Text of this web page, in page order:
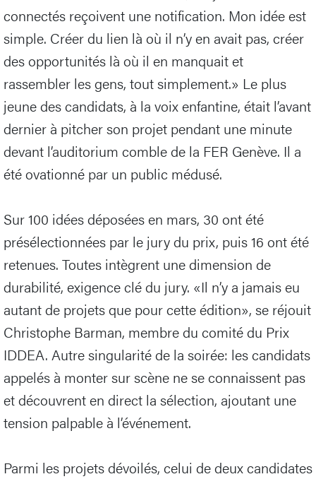
connectés reçoivent une notification. Mon idée est
simple. Créer du lien là où il n’y en avait pas, créer
des opportunités là où il en manquait et
rassembler les gens, tout simplement.» Le plus
jeune des candidats, à la voix enfantine, était l’avant
dernier à pitcher son projet pendant une minute
devant l’auditorium comble de la FER Genève. Il a
été ovationné par un public médusé.
Sur 100 idées déposées en mars, 30 ont été
présélectionnées par le jury du prix, puis 16 ont été
retenues. Toutes intègrent une dimension de
durabilité, exigence clé du jury. «Il n’y a jamais eu
autant de projets que pour cette édition», se réjouit
Christophe Barman, membre du comité du Prix
IDDEA. Autre singularité de la soirée: les candidats
appelés à monter sur scène ne se connaissent pas
et découvrent en direct la sélection, ajoutant une
tension palpable à l’événement.
Parmi les projets dévoilés, celui de deux candidates